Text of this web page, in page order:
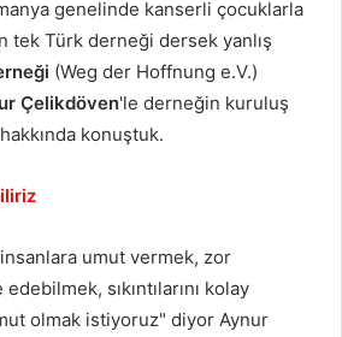
genelinde kanserli çocuklarla
tek Türk derneği dersek yanlış
(Weg der Hoffnung e.V.)
Çelikdöven'le derneğin kuruluş
konuştuk.
umut vermek, zor
sıkıntılarını kolay
olmak istiyoruz" diyor Aynur